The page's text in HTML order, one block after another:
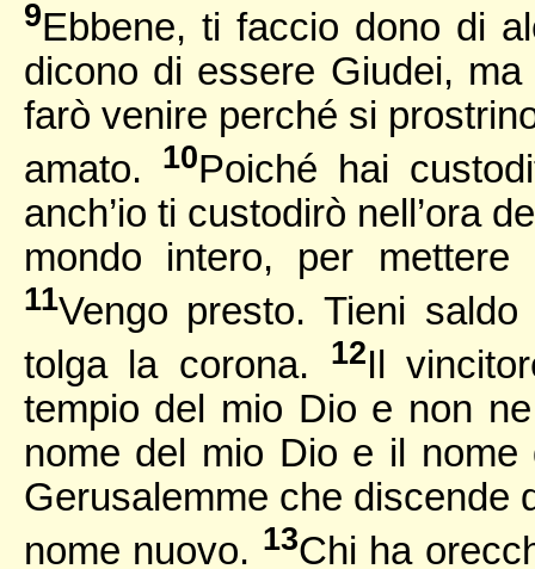
9Ebbene, ti faccio dono di
dicono di essere Giudei,
farò venire perché si
amato.
10Poiché hai
anch’io ti custodirò nell’ora
mondo intero, per
11Vengo presto. Tieni
tolga la corona.
12Il
tempio del mio Dio e non
nome del mio Dio e il
Gerusalemme che discende
nome nuovo. 13Chi ha